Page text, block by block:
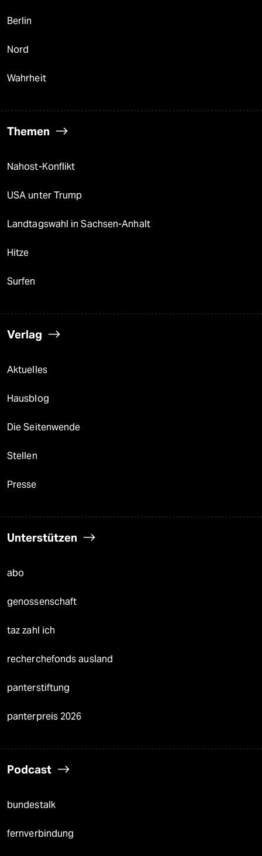
Berlin
Nord
Wahrheit
Themen
Nahost-Konflikt
USA unter Trump
Landtagswahl in Sachsen-Anhalt
Hitze
Surfen
Verlag
Aktuelles
Hausblog
Die Seitenwende
Stellen
Presse
Unterstützen
abo
genossenschaft
taz zahl ich
recherchefonds ausland
panterstiftung
panterpreis 2026
Podcast
bundestalk
fernverbindung